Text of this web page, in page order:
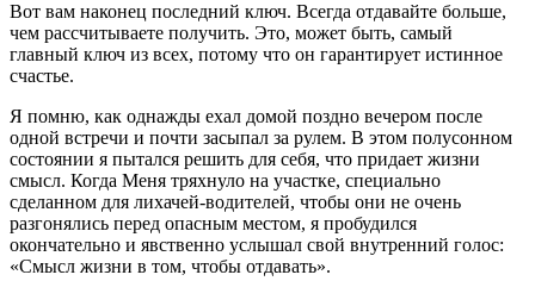
Вот вам наконец последний ключ. Всегда отдавайте больше,
чем рассчитываете получить. Это, может быть, самый
главный ключ из всех, потому что он гарантирует истинное
счастье.
Я помню, как однажды ехал домой поздно вечером после
одной встречи и почти засыпал за рулем. В этом полусонном
состоянии я пытался решить для себя, что придает жизни
смысл. Когда Меня тряхнуло на участке, специально
сделанном для лихачей-водителей, чтобы они не очень
разгонялись перед опасным местом, я пробудился
окончательно и явственно услышал свой внутренний голос:
«Смысл жизни в том, чтобы отдавать».